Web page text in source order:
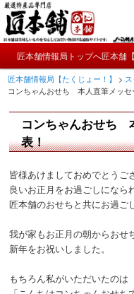
メ
イ
ン
ン
テ
ン
匠本舗情報局
かにやおせちについてのお
ン
メ
メ
イ
ン
コ
テ
ツ
へ
匠本舗情報局トップへ匠本舗
匠本舗情報局【たくじょー！】 >
コンちゃんおせち 本人直筆メッセ
コンちゃんおせち
表！
皆様あけましておめでとうご
良いお正月をお過ごしになら
匠本舗のおせちと共にお過ご
我が家もお正月の朝からおせ
新年をお祝いしました。
もちろん私がいただいたのは